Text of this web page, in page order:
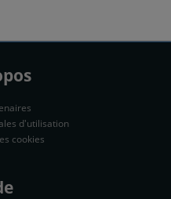
d'utilisation
cookies